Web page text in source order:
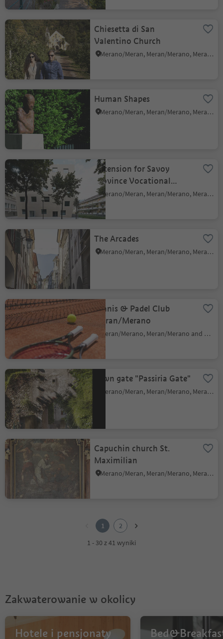
Chiesetta di San
Valentino Church
Merano/Meran, Meran/Merano, Meran/Merano and environs
Human Shapes
Merano/Meran, Meran/Merano, Meran/Merano and environs
Extension for Savoy
Province Vocational
School
Merano/Meran, Meran/Merano, Meran/Merano and environs
The Arcades
Merano/Meran, Meran/Merano, Meran/Merano and environs
Tennis & Padel Club
Meran/Merano
Meran/Merano, Meran/Merano and environs
Town gate "Passiria Gate"
Merano/Meran, Meran/Merano, Meran/Merano and environs
Capuchin church St.
Maximilian
Merano/Meran, Meran/Merano, Meran/Merano and environs
1
2
1 - 30 z 41 wyniki
Zakwaterowanie w okolicy
Hotele i pensjonaty